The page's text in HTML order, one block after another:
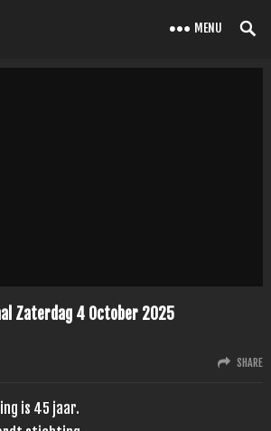
MENU
Zaterdag 4 October 2025
SHARE
is 45 jaar.